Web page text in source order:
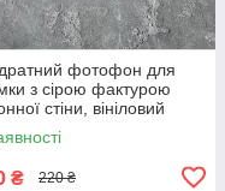
фотофон для
з сірою фактурою
стіни, вініловий
см , №550152
₴ 220 ₴